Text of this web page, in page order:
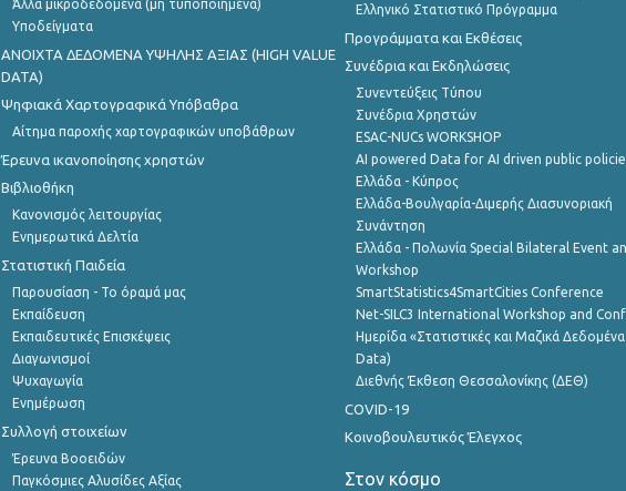
Άλλα μικροδεδομένα (μη τυποποιημένα)
Υποδείγματα
ANOIXTA ΔΕΔΟΜΕΝΑ ΥΨΗΛΗΣ ΑΞΙΑΣ (HIGH VALUE
DATA)
Ψηφιακά Χαρτογραφικά Υπόβαθρα
Αίτημα παροχής χαρτογραφικών υποβάθρων
Έρευνα ικανοποίησης χρηστών
Βιβλιοθήκη
Κανονισμός λειτουργίας
Ενημερωτικά Δελτία
Στατιστική Παιδεία
Παρουσίαση - Το όραμά μας
Εκπαίδευση
Εκπαιδευτικές Επισκέψεις
Διαγωνισμοί
Ψυχαγωγία
Ενημέρωση
Συλλογή στοιχείων
Έρευνα Βοοειδών
Παγκόσμιες Αλυσίδες Αξίας
Ελληνικό Στατιστικό Πρόγραμμα
Προγράμματα και Εκθέσεις
Συνέδρια και Εκδηλώσεις
Συνεντεύξεις Τύπου
Συνέδρια Χρηστών
ESAC-NUCs WORKSHOP
AI powered Data for AI driven public
Ελλάδα - Κύπρος
Ελλάδα-Βουλγαρία-Διμερής Διασυνοριακή
Συνάντηση
Ελλάδα - Πολωνία Special Bilateral Event
Workshop
SmartStatistics4SmartCities Conference
Net-SILC3 International Workshop and
Ημερίδα «Στατιστικές και Μαζικά
Data)
Διεθνής Έκθεση Θεσσαλονίκης (ΔΕΘ)
COVID-19
Κοινοβουλευτικός Έλεγχος
Στον κόσμο